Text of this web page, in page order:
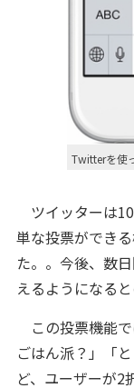
Twitterを使
ツイッターは
単な投票ができ
た。。今後、数
えるようになると
この投票機能
ごはん派？」「
ど、ユーザーが